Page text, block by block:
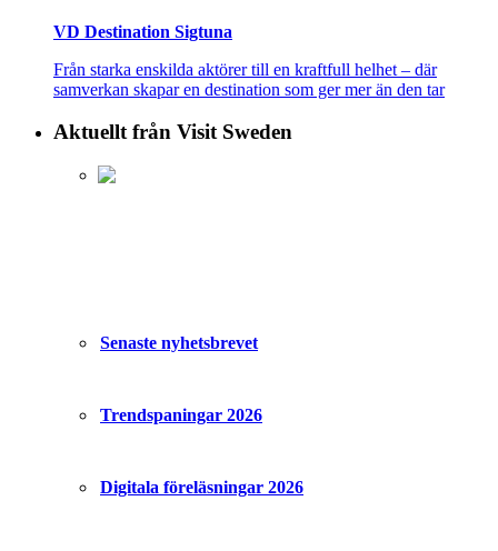
VD Destination Sigtuna
Från starka enskilda aktörer till en kraftfull helhet – där
samverkan skapar en destination som ger mer än den tar
Aktuellt från Visit Sweden
Senaste nyhetsbrevet
Trendspaningar 2026
Digitala föreläsningar 2026